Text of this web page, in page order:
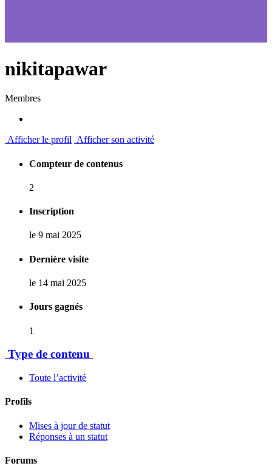
nikitapawar
Membres
Afficher le profil Afficher son activité
Compteur de contenus
2
Inscription
le 9 mai 2025
Dernière visite
le 14 mai 2025
Jours gagnés
1
Type de contenu
Toute l’activité
Profils
Mises à jour de statut
Réponses à un statut
Forums